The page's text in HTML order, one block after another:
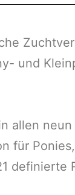
und
allen
für
definierte